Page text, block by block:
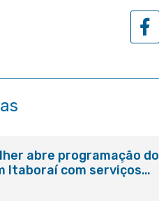
abre programação do
Itaboraí com serviços